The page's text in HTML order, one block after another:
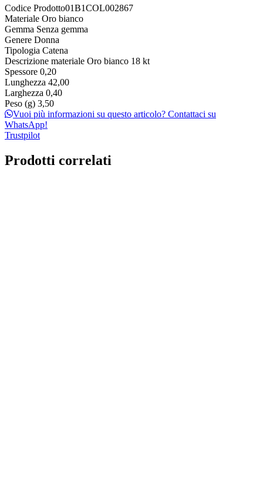
Codice Prodotto01B1COL002867
Materiale Oro bianco
Gemma Senza gemma
Genere Donna
Tipologia Catena
Descrizione materiale Oro bianco 18 kt
Spessore 0,20
Lunghezza 42,00
Larghezza 0,40
Peso (g) 3,50
Vuoi più informazioni su questo articolo? Contattaci su
WhatsApp!
Trustpilot
Prodotti correlati